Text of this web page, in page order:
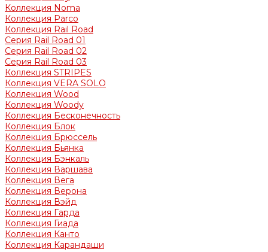
Коллекция Noma
Коллекция Parco
Коллекция Rail Road
Серия Rail Road 01
Серия Rail Road 02
Серия Rail Road 03
Коллекция STRIPES
Коллекция VERA SOLO
Коллекция Wood
Коллекция Woody
Коллекция Бесконечность
Коллекция Блок
Коллекция Брюссель
Коллекция Бьянка
Коллекция Бэнкаль
Коллекция Варшава
Коллекция Вега
Коллекция Верона
Коллекция Вэйд
Коллекция Гарда
Коллекция Гиада
Коллекция Канто
Коллекция Карандаши